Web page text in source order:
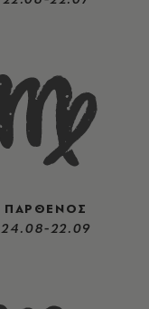
ΠΑΡΘΕΝΟΣ
24.08-22.09